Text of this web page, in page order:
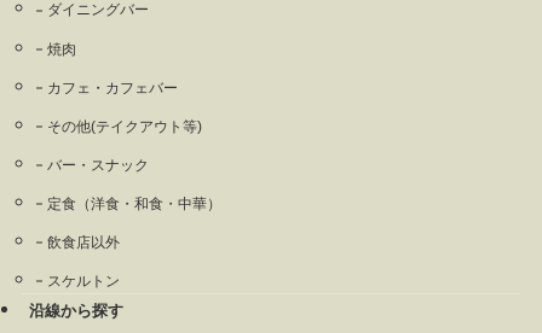
ダイニングバー
焼肉
カフェ・カフェバー
その他(テイクアウト等)
バー・スナック
定食（洋食・和食・中華）
飲食店以外
スケルトン
沿線から探す